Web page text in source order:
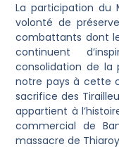
La participation du
volonté de
combattants dont
continuent
consolidation de la
notre pays à cette
sacrifice des
appartient à
commercial de
massacre de